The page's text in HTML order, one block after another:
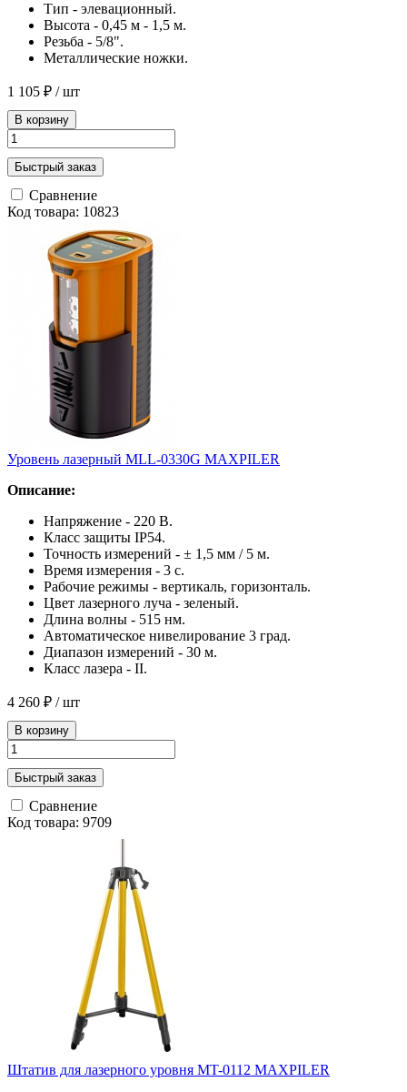
Тип - элевационный.
Высота - 0,45 м - 1,5 м.
Резьба - 5/8".
Металлические ножки.
1 105 ₽ / шт
В корзину
Быстрый заказ
Сравнение
Код товара: 10823
Уровень лазерный MLL-0330G MAXPILER
Описание:
Напряжение - 220 В.
Класс защиты IP54.
Точность измерений - ± 1,5 мм / 5 м.
Время измерения - 3 с.
Рабочие режимы - вертикаль, горизонталь.
Цвет лазерного луча - зеленый.
Длина волны - 515 нм.
Автоматическое нивелирование 3 град.
Диапазон измерений - 30 м.
Класс лазера - II.
4 260 ₽ / шт
В корзину
Быстрый заказ
Сравнение
Код товара: 9709
Штатив для лазерного уровня MT-0112 MAXPILER